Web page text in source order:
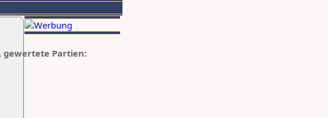
gewertete Partien: